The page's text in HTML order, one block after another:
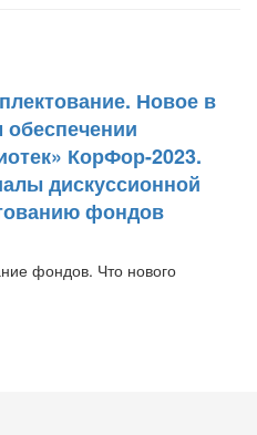
Новое в
КорФор-2023.
дискуссионной
фондов
фондов. Что нового